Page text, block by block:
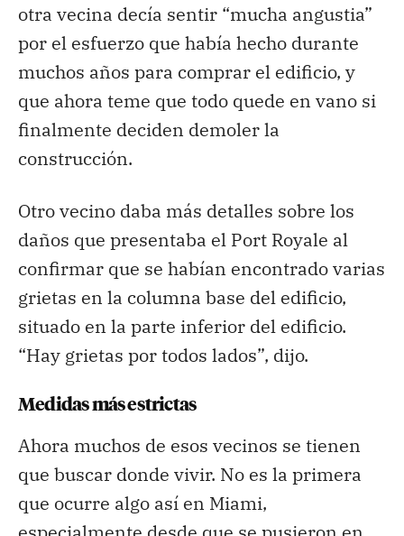
otra vecina decía sentir “mucha angustia”
por el esfuerzo que había hecho durante
muchos años para comprar el edificio, y
que ahora teme que todo quede en vano si
finalmente deciden demoler la
construcción.
Otro vecino daba más detalles sobre los
daños que presentaba el Port Royale al
confirmar que se habían encontrado varias
grietas en la columna base del edificio,
situado en la parte inferior del edificio.
“Hay grietas por todos lados”, dijo.
Medidas más estrictas
Ahora muchos de esos vecinos se tienen
que buscar donde vivir. No es la primera
que ocurre algo así en Miami,